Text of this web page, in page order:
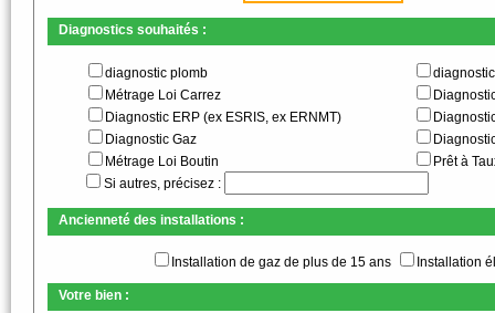
Diagnostics souhaités :
diagnostic plomb
Métrage Loi Carrez
Diagnostic ERP (ex ESRIS, ex ERNMT)
Diagnostic Gaz
Métrage Loi Boutin
Prêt à
Si autres, précisez :
Ancienneté des installations :
Installation de gaz de plus de 15 ans Installation
Votre bien :